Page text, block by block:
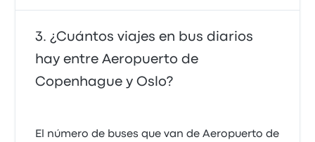
¿Cuántos viajes en bus diarios
hay entre Aeropuerto de
Copenhague y Oslo?
El número de buses que van de Aeropuerto de